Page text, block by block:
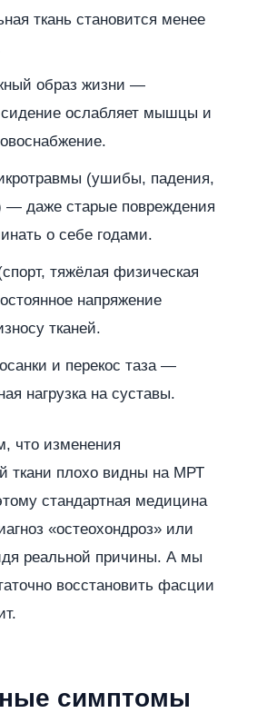
ткань становится менее
образ жизни —
ослабляет мышцы и
(ушибы, падения,
— даже старые повреждения
о себе годами.
тяжёлая физическая
напряжение
тканей.
и перекос таза —
нагрузка на суставы.
что изменения
ткани плохо видны на МРТ
стандартная медицина
«остеохондроз» или
реальной причины. А мы
восстановить фасции
симптомы